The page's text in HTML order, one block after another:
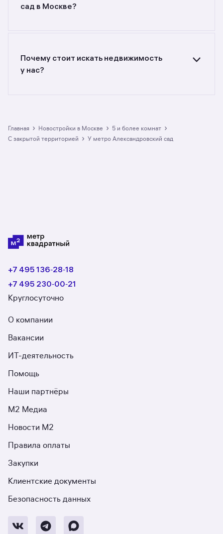
сад в Москве?
Площадь составляет от 415,8 до 415,8 кв. м.,
цена квадратного метра — от 1 887 974
до 1 887 974 руб.
Почему стоит искать недвижимость
у нас?
территорией у метро Александровский сад
в Москве: в разделе размещено 5 ЖК
Главная › Новостройки в Москве › 5 и более комнат ›
с закрытой территорией › у метро Александровский сад
+7 495 136‑28‑18
+7 495 230‑00‑21
Круглосуточно
О компании
Вакансии
ИТ-деятельность
Помощь
Наши партнёры
М2 Медиа
Новости М2
Правила оплаты
Закупки
Клиентские документы
Безопасность данных